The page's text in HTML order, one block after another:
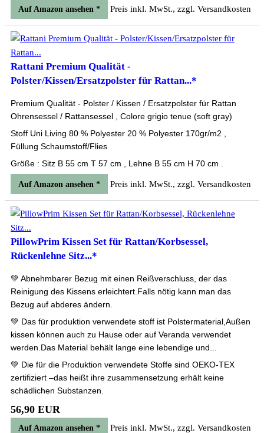
Auf Amazon ansehen * Preis inkl. MwSt., zzgl. Versandkosten
Rattani Premium Qualität -
Polster/Kissen/Ersatzpolster für Rattan...*
Premium Qualität - Polster / Kissen / Ersatzpolster für Rattan
Ohrensessel / Rattansessel , Colore grigio tenue (soft gray)
Stoff Uni Living 80 % Polyester 20 % Polyester 170gr/m2 ,
Füllung Schaumstoff/Flies
Größe : Sitz B 55 cm T 57 cm , Lehne B 55 cm H 70 cm .
Auf Amazon ansehen * Preis inkl. MwSt., zzgl. Versandkosten
PillowPrim Kissen Set für Rattan/Korbsessel,
Rückenlehne Sitz...*
💚 Abnehmbarer Bezug mit einen Reißverschluss, der das
Reinigung des Kissens erleichtert.Falls nötig kann man das
Bezug auf abderes ändern.
💚 Das für produktion verwendete stoff ist Polstermaterial,Außen
kissen können auch zu Hause oder auf Veranda verwendet
werden.Das Material behält lange eine lebendige und...
💚 Die für die Produktion verwendete Stoffe sind OEKO-TEX
zertifiziert –das heißt ihre zusammensetzung erhält keine
schädlichen Substanzen.
56,90 EUR
Auf Amazon ansehen * Preis inkl. MwSt., zzgl. Versandkosten